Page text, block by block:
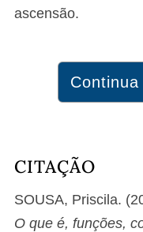
ascensão.
CITAÇÃO
SOUSA, Priscila.
O que é, funções,